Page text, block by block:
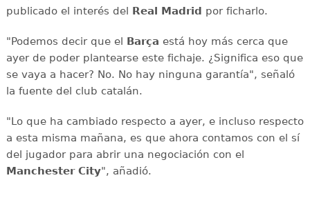
publicado el interés del Real Madrid por ficharlo.
"Podemos decir que el Barça está hoy más cerca que
ayer de poder plantearse este fichaje. ¿Significa eso que
se vaya a hacer? No. No hay ninguna garantía", señaló
la fuente del club catalán.
"Lo que ha cambiado respecto a ayer, e incluso respecto
a esta misma mañana, es que ahora contamos con el sí
del jugador para abrir una negociación con el
Manchester City", añadió.